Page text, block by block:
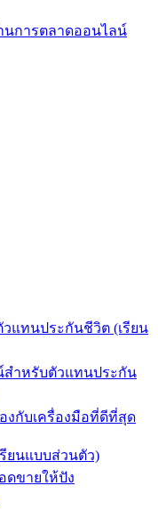
นการตลาดออนไลน์
แทนประกันชีวิต (เรียน
ำหรับตัวแทนประกัน
งกับเครื่องมือที่ดีที่สุด
ยนแบบส่วนตัว)
ดขายให้ปัง